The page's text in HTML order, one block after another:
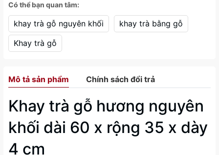
Có thể bạn quan tâm:
khay trà gỗ nguyên khối
khay trà bằng gỗ
Khay trà gỗ
Mô tả sản phẩm Chính sách đổi trả
Khay trà gỗ hương nguyên
khối dài 60 x rộng 35 x dày
4 cm